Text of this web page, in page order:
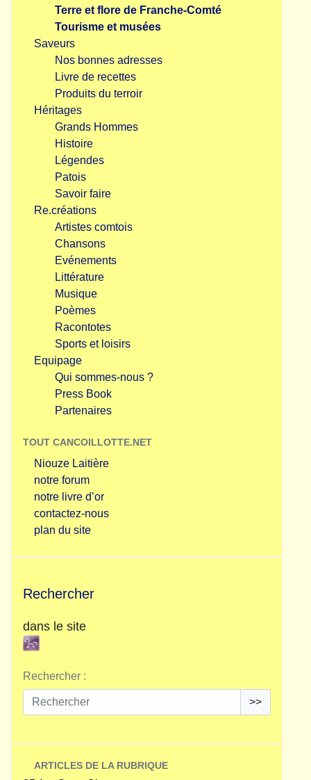
Terre et flore de Franche-Comté
Tourisme et musées
Saveurs
Nos bonnes adresses
Livre de recettes
Produits du terroir
Héritages
Grands Hommes
Histoire
Légendes
Patois
Savoir faire
Re.créations
Artistes comtois
Chansons
Evénements
Littérature
Musique
Poèmes
Racontotes
Sports et loisirs
Equipage
Qui sommes-nous ?
Press Book
Partenaires
TOUT CANCOILLOTTE.NET
Niouze Laitière
notre forum
notre livre d’or
contactez-nous
plan du site
Rechercher
dans le site
Rechercher :
>>
ARTICLES DE LA RUBRIQUE